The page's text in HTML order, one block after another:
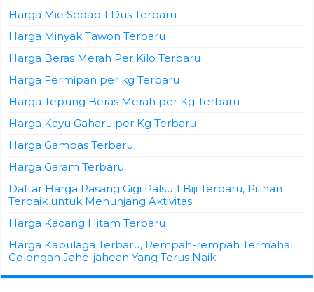
Harga Mie Sedap 1 Dus Terbaru
Harga Minyak Tawon Terbaru
Harga Beras Merah Per Kilo Terbaru
Harga Fermipan per kg Terbaru
Harga Tepung Beras Merah per Kg Terbaru
Harga Kayu Gaharu per Kg Terbaru
Harga Gambas Terbaru
Harga Garam Terbaru
Daftar Harga Pasang Gigi Palsu 1 Biji Terbaru, Pilihan
Terbaik untuk Menunjang Aktivitas
Harga Kacang Hitam Terbaru
Harga Kapulaga Terbaru, Rempah-rempah Termahal
Golongan Jahe-jahean Yang Terus Naik